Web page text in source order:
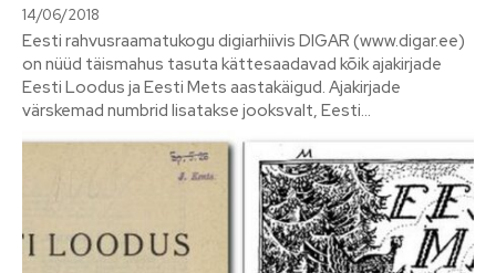
14/06/2018
Eesti rahvusraamatukogu digiarhiivis DIGAR (www.digar.ee)
on nüüd täismahus tasuta kättesaadavad kõik ajakirjade
Eesti Loodus ja Eesti Mets aastakäigud. Ajakirjade
värskemad numbrid lisatakse jooksvalt, Eesti...